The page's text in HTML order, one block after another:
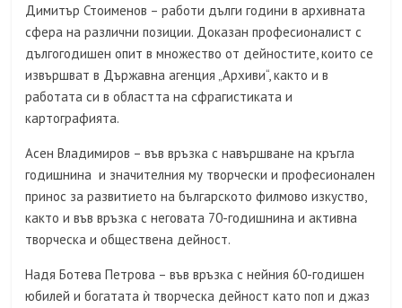
Димитър Стоименов – работи дълги години в архивната
сфера на различни позиции. Доказан професионалист с
дългогодишен опит в множество от дейностите, които се
извършват в Държавна агенция „Архиви“, както и в
работата си в областта на сфрагистиката и
картографията.
Асен Владимиров – във връзка с навършване на кръгла
годишнина и значителния му творчески и професионален
принос за развитието на българското филмово изкуство,
както и във връзка с неговата 70-годишнина и активна
творческа и обществена дейност.
Надя Ботева Петрова – във връзка с нейния 60-годишен
юбилей и богатата ѝ творческа дейност като поп и джаз